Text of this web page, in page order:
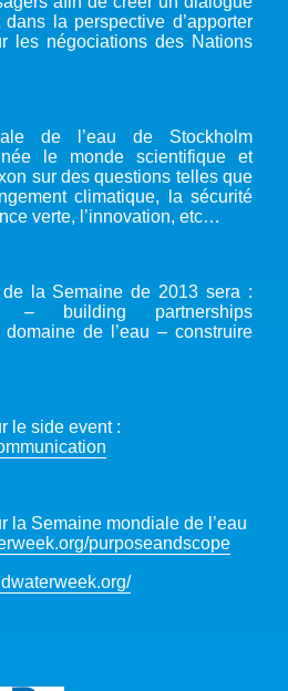
dans la perspective d’apporter
les négociations des Nations
de l’eau de Stockholm
le monde scientifique et
sur des questions telles que
climatique, la sécurité
verte, l’innovation, etc…
de la Semaine de 2013 sera :
– building partnerships
de l’eau – construire
le side event :
la Semaine mondiale de l’eau
purposeandscope